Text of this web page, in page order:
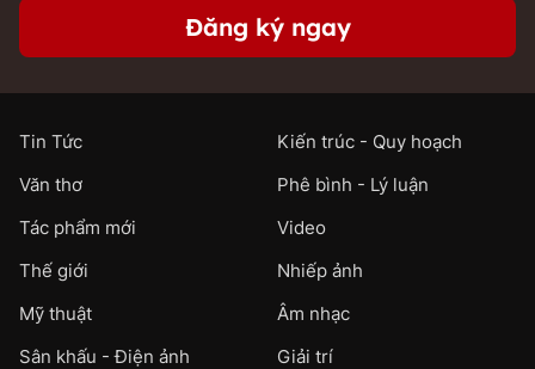
Đăng ký ngay
Tin Tức
Kiến trúc - Quy hoạch
Văn thơ
Phê bình - Lý luận
Tác phẩm mới
Video
Thế giới
Nhiếp ảnh
Mỹ thuật
Âm nhạc
Sân khấu - Điện ảnh
Giải trí